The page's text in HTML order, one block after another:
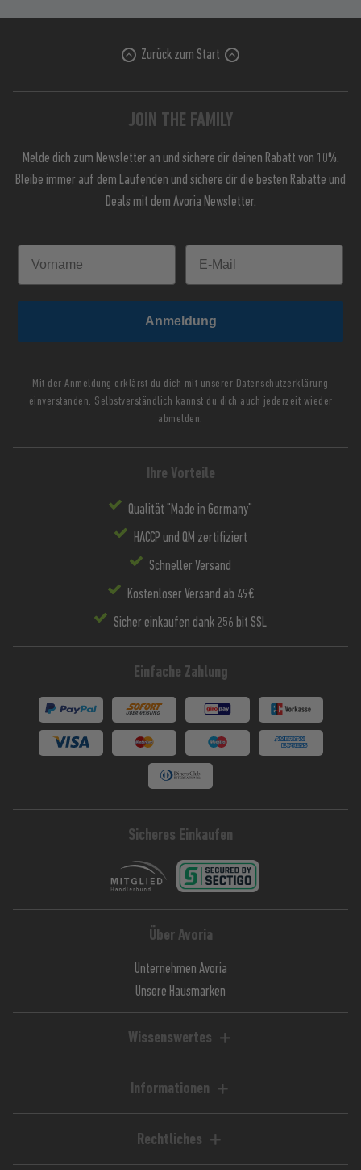
Zurück zum Start
JOIN THE FAMILY
Melde dich zum Newsletter an und sichere dir deinen Rabatt von 10%.
Bleibe immer auf dem Laufenden und sichere dir die besten Rabatte und
Deals mit dem Avoria Newsletter.
Anmeldung
Mit der Anmeldung erklärst du dich mit unserer Datenschutzerklärung
einverstanden. Selbstverständlich kannst du dich auch jederzeit wieder
abmelden.
Ihre Vorteile
Qualität "Made in Germany"
HACCP und QM zertifiziert
Schneller Versand
Kostenloser Versand ab 49€
Sicher einkaufen dank 256 bit SSL
Einfache Zahlung
Sicheres Einkaufen
Über Avoria
Unternehmen Avoria
Unsere Hausmarken
Wissenswertes
Magazin / Blog
Informationen
Kundenkonto
Rechtliches